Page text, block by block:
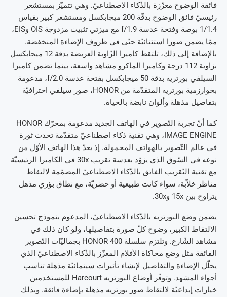
فائقة الوضوح معزّزة بالذّكاء الاصطناعيّ. وهي تتميّز بمستشعر
رئيسيّ فائق الوضوح بدقّة 200 ميجابكسل ومستشعر كبير بقياس
1/1.4 بوصة وفتحة عدسة f/1.9 مع ميزتي تثبيت مزدوجة OIS وEIS،
ممّا يضمن صورا استثنائيّة حتّى في ظروف الإضاءة المنخفضة.
بالإضافة إلى ذلك، تلتقط كاميرا الزّاوية العريضة بدقة 12 ميجابكسل
بزاوية 112 درجة وكاميرا الماكرو مشاهد واسعة، بينما تضمن كاميرا
السيلفي بورتريه بدقة 50 ميجابكسل بفتحة عدسة f/2.0، مدعومة
بخوارزمية بورتريه المتقدّمة من HONOR، صور سيلفي احترافيّة
بتفاصيل مذهلة وألوان نابضة بالحياة.
كما أنّ تجربة التّصوير في الهاتف الجديد مدعومة بمحرّك HONOR
IMAGE ENGINE، وهي تقنية ذكاء اصطناعيّ متقدّمة تحدث ثورة
في عالم التّصوير بالهواتف المحمولة. إذ يعدّ هذا الهاتف الأوّل من
نوعه في السّوق الذي يزوّد بعدسة تقريب 30x في الكاميرا الرئيسيّة
مع تقنية التّقريب الفائق بالذّكاء الاصطناعيّ المصمّمة لالتقاط
مناظر خلاّبة، سواء كانت طبيعية أو حضريّة، مع نطاق بؤري مذهل
يتراوح بين 15x و30x.
يضمن وضع البورتريه بالذّكاء الاصطناعيّ، المدعوم بنموذج تحسين
الالتقاط الكبير، وضوح كلّ صورة بتفاصيلها، ولو كان ذلك في
مشاهد الشّارع. وتلتزم سلسلة HONOR 400 بجماليّات التّصوير
الفائقة مثل وضع محاكاة الأفلام المعزّز بالذّكاء الاصطناعيّ الذي
يحلّل الإضاءة والتفاصيل لإنشاء تأثيرات سينمائيّة مذهلة تناسب
أجواء المشهد. وتوفّر أوضاع البورتريه Harcourt للمستخدمين
خيارات إبداعيّة لالتقاط صور بورتريه مذهلة بإضاءة فائقة. وبذلك